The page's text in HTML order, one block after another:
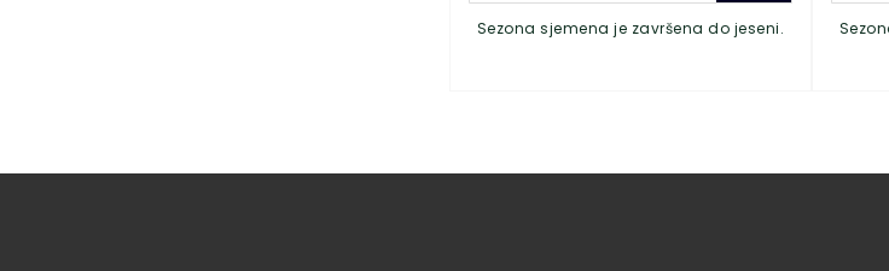
Sezona sjemena je završena do jeseni.